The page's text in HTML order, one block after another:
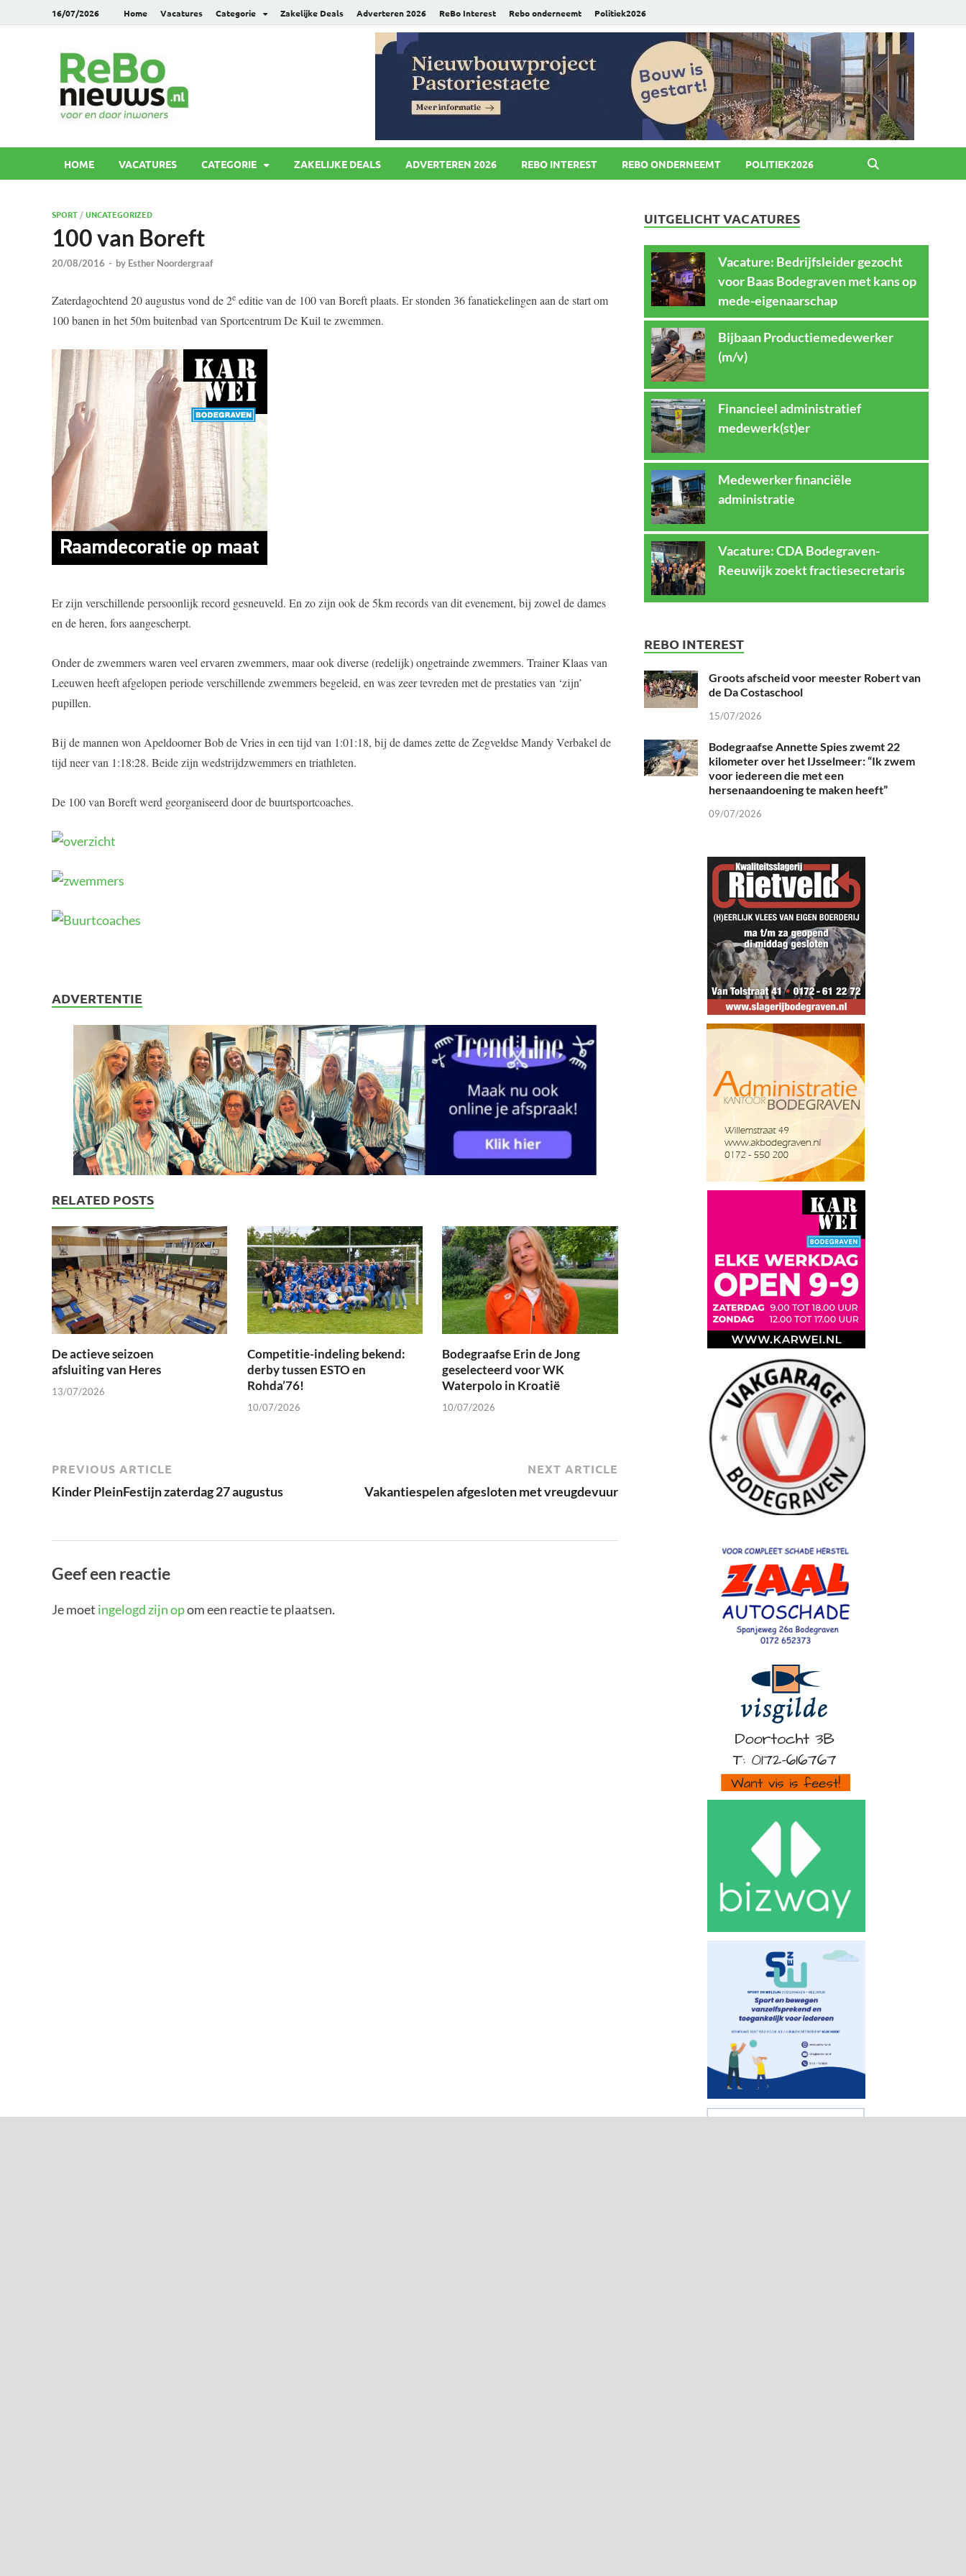
16/07/2026 Home Vacatures Categorie Zakelijke Deals Adverteren 2026 ReBo Interest Rebo onderneemt Politiek2026
HOME VACATURES CATEGORIE ZAKELIJKE DEALS ADVERTEREN 2026 REBO INTEREST REBO ONDERNEEMT POLITIEK2026
SPORT /UNCATEGORIZED
100 van Boreft
20/08/2016 - by Esther Noordergraaf
Zaterdagochtend 20 augustus vond de 2e editie van de 100 van Boreft plaats. Er stonden 36 fanatiekelingen aan de start om
100 banen in het 50m buitenbad van Sportcentrum De Kuil te zwemmen.
Er zijn verschillende persoonlijk record gesneuveld. En zo zijn ook de 5km records van dit evenement, bij zowel de dames
en de heren, fors aangescherpt.
Onder de zwemmers waren veel ervaren zwemmers, maar ook diverse (redelijk) ongetrainde zwemmers. Trainer Klaas van
Leeuwen heeft afgelopen periode verschillende zwemmers begeleid, en was zeer tevreden met de prestaties van ‘zijn’
pupillen.
Bij de mannen won Apeldoorner Bob de Vries in een tijd van 1:01:18, bij de dames zette de Zegveldse Mandy Verbakel de
tijd neer van 1:18:28. Beide zijn wedstrijdzwemmers en triathleten.
De 100 van Boreft werd georganiseerd door de buurtsportcoaches.
ADVERTENTIE
RELATED POSTS
De actieve seizoen
afsluiting van Heres
13/07/2026
Competitie-indeling bekend:
derby tussen ESTO en
Rohda’76!
10/07/2026
Bodegraafse Erin de Jong
geselecteerd voor WK
Waterpolo in Kroatië
10/07/2026
PREVIOUS ARTICLE
Kinder PleinFestijn zaterdag 27 augustus
NEXT ARTICLE
Vakantiespelen afgesloten met vreugdevuur
Geef een reactie
Je moet ingelogd zijn opom een reactie te plaatsen.
UITGELICHT VACATURES
Vacature: Bedrijfsleider gezocht
voor Baas Bodegraven met kans op
mede-eigenaarschap
Bijbaan Productiemedewerker
(m/v)
Financieel administratief
medewerk(st)er
Medewerker financiële
administratie
Vacature: CDA Bodegraven-
Reeuwijk zoekt fractiesecretaris
REBO INTEREST
Groots afscheid voor meester Robert van
de Da Costaschool
15/07/2026
Bodegraafse Annette Spies zwemt 22
kilometer over het IJsselmeer: “Ik zwem
voor iedereen die met een
hersenaandoening te maken heeft”
09/07/2026